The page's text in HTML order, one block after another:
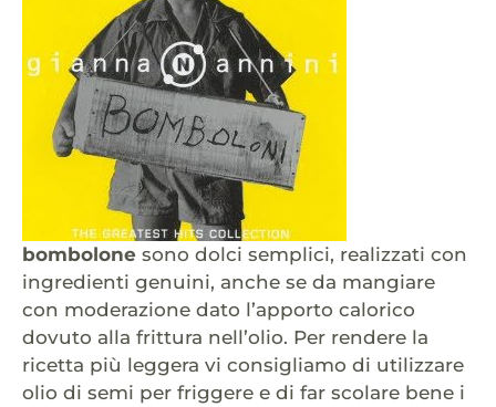
bombolone sono dolci semplici, realizzati con
ingredienti genuini, anche se da mangiare
con moderazione dato l’apporto calorico
dovuto alla frittura nell’olio. Per rendere la
ricetta più leggera vi consigliamo di utilizzare
olio di semi per friggere e di far scolare bene i